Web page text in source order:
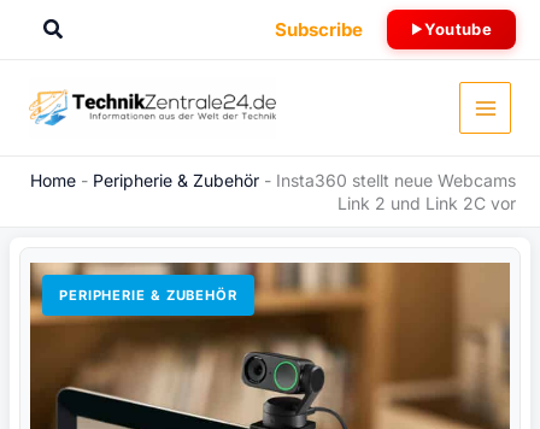
Suchen Subscribe Youtube
Home - Peripherie & Zubehör - Insta360 stellt neue Webcams
Link 2 und Link 2C vor
PERIPHERIE & ZUBEHÖR